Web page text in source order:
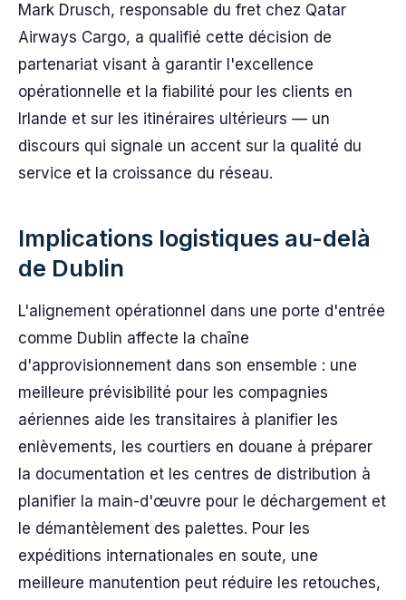
Mark Drusch, responsable du fret chez Qatar
Airways Cargo, a qualifié cette décision de
partenariat visant à garantir l'excellence
opérationnelle et la fiabilité pour les clients en
Irlande et sur les itinéraires ultérieurs — un
discours qui signale un accent sur la qualité du
service et la croissance du réseau.
Implications logistiques au-delà
de Dublin
L'alignement opérationnel dans une porte d'entrée
comme Dublin affecte la chaîne
d'approvisionnement dans son ensemble : une
meilleure prévisibilité pour les compagnies
aériennes aide les transitaires à planifier les
enlèvements, les courtiers en douane à préparer
la documentation et les centres de distribution à
planifier la main-d'œuvre pour le déchargement et
le démantèlement des palettes. Pour les
expéditions internationales en soute, une
meilleure manutention peut réduire les retouches,